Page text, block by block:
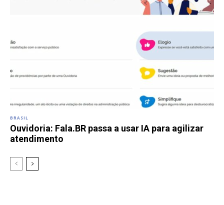
BRASIL
Ouvidoria: Fala.BR passa a usar IA para agilizar
atendimento